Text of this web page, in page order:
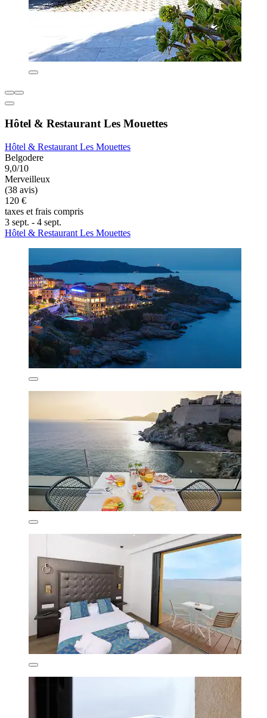
Hôtel & Restaurant Les Mouettes
Hôtel & Restaurant Les Mouettes
Belgodere
9,0/10
Merveilleux
(38 avis)
120 €
taxes et frais compris
3 sept. - 4 sept.
Hôtel & Restaurant Les Mouettes